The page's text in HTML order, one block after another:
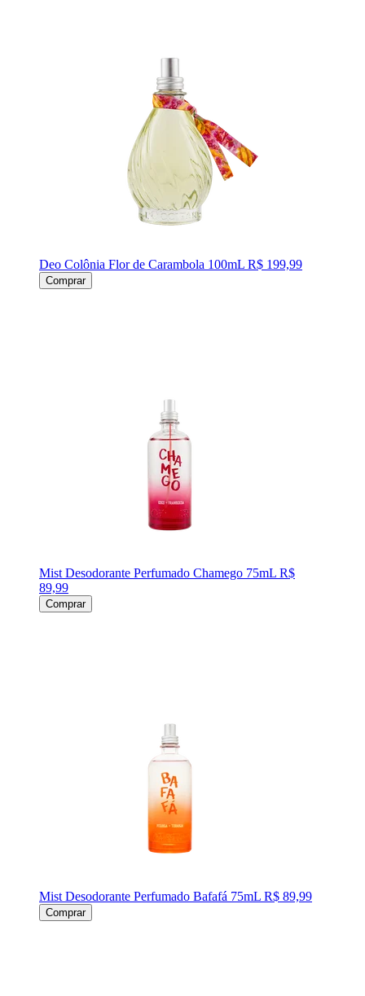
Deo Colônia Flor de Carambola 100mL R$ 199,99
Comprar
Mist Desodorante Perfumado Chamego 75mL R$
89,99
Comprar
Mist Desodorante Perfumado Bafafá 75mL R$ 89,99
Comprar